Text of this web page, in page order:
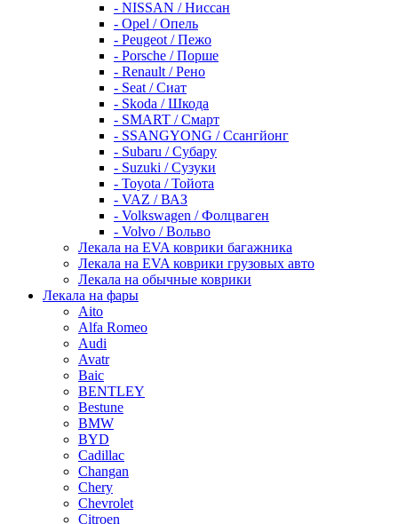
- NISSAN / Ниссан
- Opel / Опель
- Peugeot / Пежо
- Porsche / Порше
- Renault / Рено
- Seat / Сиат
- Skoda / Шкода
- SMART / Смарт
- SSANGYONG / Ссангйонг
- Subaru / Субару
- Suzuki / Сузуки
- Toyota / Тойота
- VAZ / ВАЗ
- Volkswagen / Фолцваген
- Volvo / Вольво
Лекала на EVA коврики багажника
Лекала на EVA коврики грузовых авто
Лекала на обычные коврики
Лекала на фары
Aito
Alfa Romeo
Audi
Avatr
Baic
BENTLEY
Bestune
BMW
BYD
Cadillac
Changan
Chery
Chevrolet
Citroen